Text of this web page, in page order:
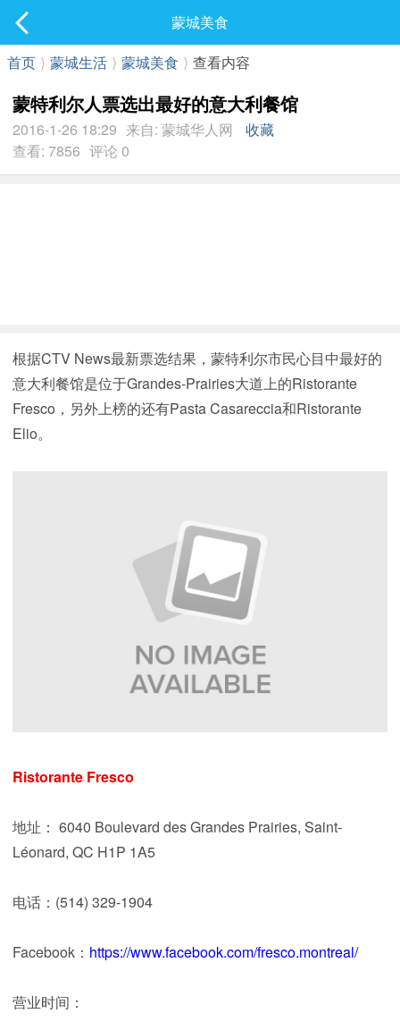
最新发表
蒙城美食
首页 ⟩ 蒙城生活 ⟩ 蒙城美食 ⟩ 查看内容
蒙特利尔人票选出最好的意大利餐馆
2016-1-26 18:29 来自: 蒙城华人网
收藏
查看: 7856 评论 0
根据CTV News最新票选结果，蒙特利尔市民心目中最好的
意大利餐馆是位于Grandes-Prairies大道上的Ristorante
Fresco，另外上榜的还有Pasta Casareccia和Ristorante
Elio。
Ristorante Fresco
地址： 6040 Boulevard des Grandes Prairies, Saint-
Léonard, QC H1P 1A5
电话：(514) 329-1904
Facebook： https://www.facebook.com/fresco.montreal/
营业时间：